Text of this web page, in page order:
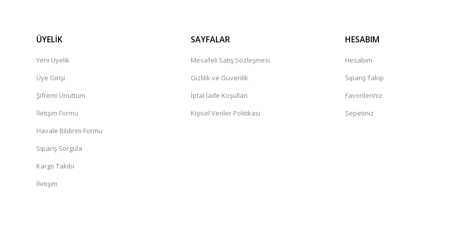
ÜYELİK
Yeni Üyelik
Üye Girişi
Şifremi Unuttum
İletişim Formu
Havale Bildirim Formu
Sipariş Sorgula
Kargo Takibi
İletişim
SAYFALAR
Mesafeli Satış Sözleşmesi
Gizlilik ve Güvenlik
İptal İade Koşullari
Kişisel Veriler Politikası
HESABIM
Hesabım
Sipariş Takip
Favorileriniz
Sepetiniz